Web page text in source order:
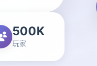
500K
玩家